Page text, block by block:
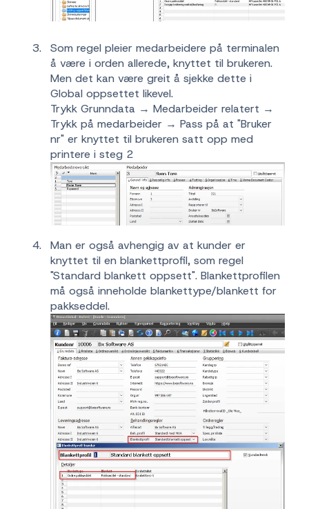
Som regel pleier medarbeidere på terminalen
å være i orden allerede, knyttet til brukeren.
Men det kan være greit å sjekke dette i
Global oppsettet likevel.
Trykk Grunndata → Medarbeider relatert →
Trykk på medarbeider → Pass på at "Bruker
nr" er knyttet til brukeren satt opp med
printere i steg 2
Man er også avhengig av at kunder er
knyttet til en blankettprofil, som regel
"Standard blankett oppsett". Blankettprofilen
må også inneholde blankettype/blankett for
pakkseddel.